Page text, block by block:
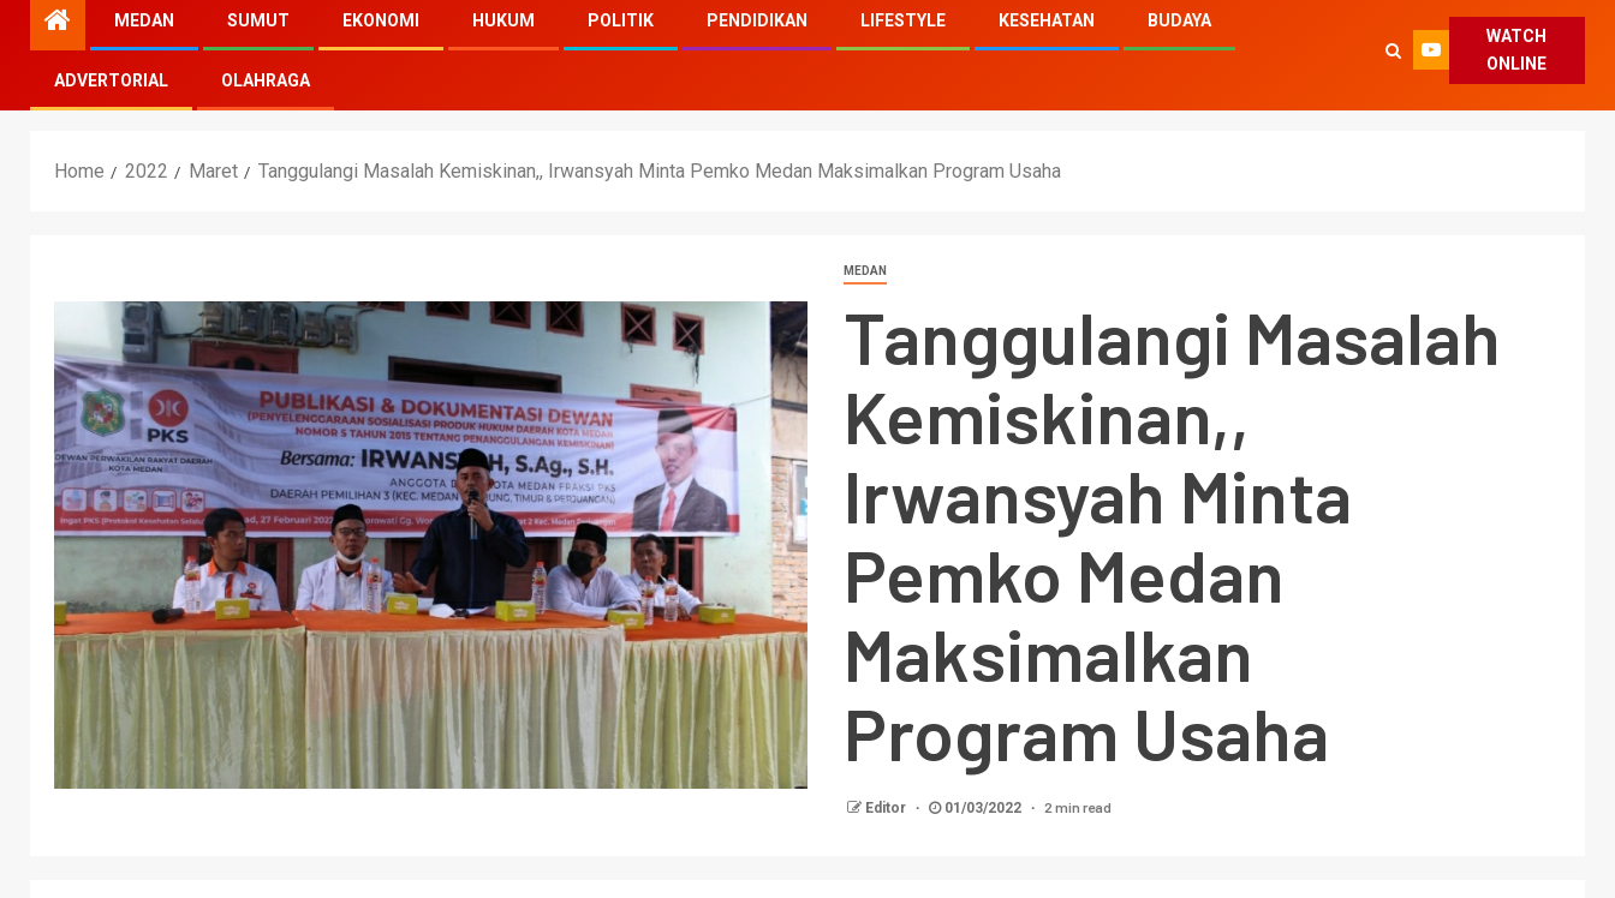
MEDAN SUMUT EKONOMI HUKUM POLITIK PENDIDIKAN LIFESTYLE KESEHATAN BUDAYA
ADVERTORIAL OLAHRAGA
WATCH
ONLINE
Home 2022 Maret Tanggulangi Masalah Kemiskinan,, Irwansyah Minta Pemko Medan Maksimalkan Program Usaha
MEDAN
Tanggulangi Masalah
Kemiskinan,,
Irwansyah Minta
Pemko Medan
Maksimalkan
Program Usaha
Editor 01/03/2022 2 min read